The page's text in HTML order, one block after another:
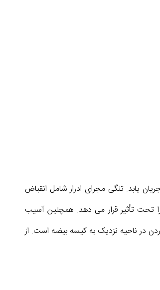
یابد. تنگی مجرای ادرار شامل انقباض
تحت تأثیر قرار می دهد. همچنین آسیب
در ناحیه نزدیک به کیسه بیضه است. از